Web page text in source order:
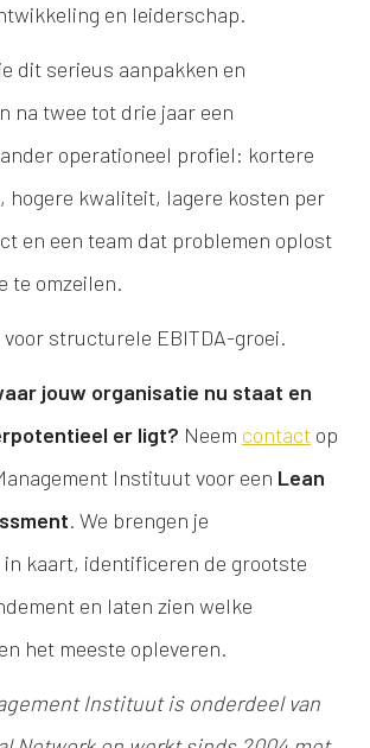
en leiderschap.
dit serieus aanpakken en
na twee tot drie jaar een
operationeel profiel: kortere
hogere kwaliteit, lagere kosten per
en een team dat problemen oplost
te omzeilen.
voor structurele EBITDA-groei.
jouw organisatie nu staat en
er ligt? Neem contact op
Instituut voor een Lean
. We brengen je
kaart, identificeren de grootste
en laten zien welke
het meeste opleveren.
Instituut is onderdeel van